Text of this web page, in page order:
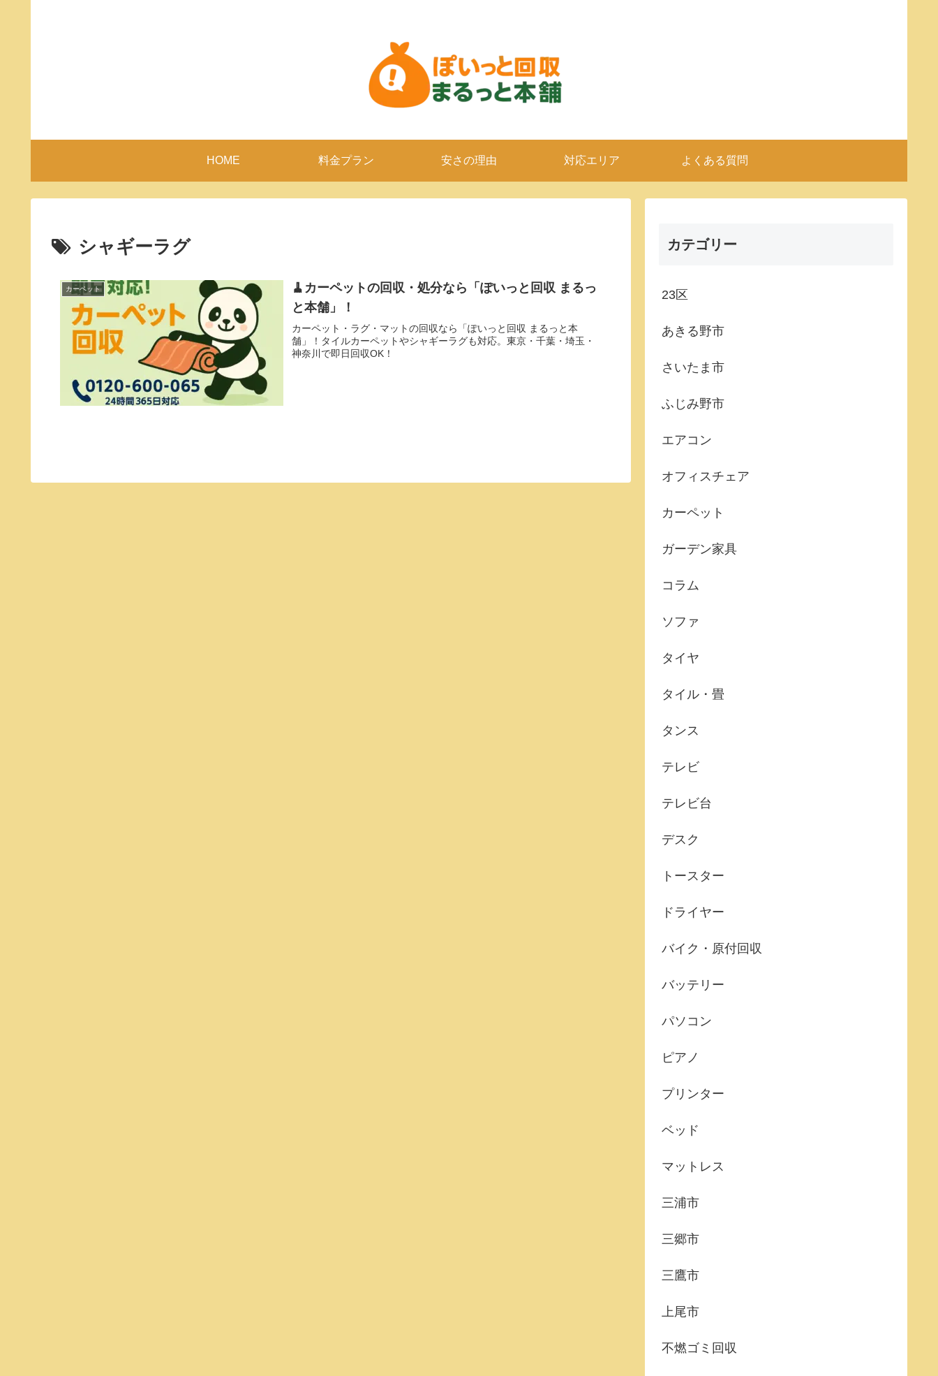
HOME 料金プラン 安さの理由 対応エリア よくある質問
シャギーラグ
カーペット
🧹カーペットの回収・処分なら「ぽいっと回収 まるっ
と本舗」！
カーペット・ラグ・マットの回収なら「ぽいっと回収 まるっと本
舗」！タイルカーペットやシャギーラグも対応。東京・千葉・埼玉・
神奈川で即日回収OK！
カテゴリー
23区
あきる野市
さいたま市
ふじみ野市
エアコン
オフィスチェア
カーペット
ガーデン家具
コラム
ソファ
タイヤ
タイル・畳
タンス
テレビ
テレビ台
デスク
トースター
ドライヤー
バイク・原付回収
バッテリー
パソコン
ピアノ
プリンター
ベッド
マットレス
三浦市
三郷市
三鷹市
上尾市
不燃ゴミ回収